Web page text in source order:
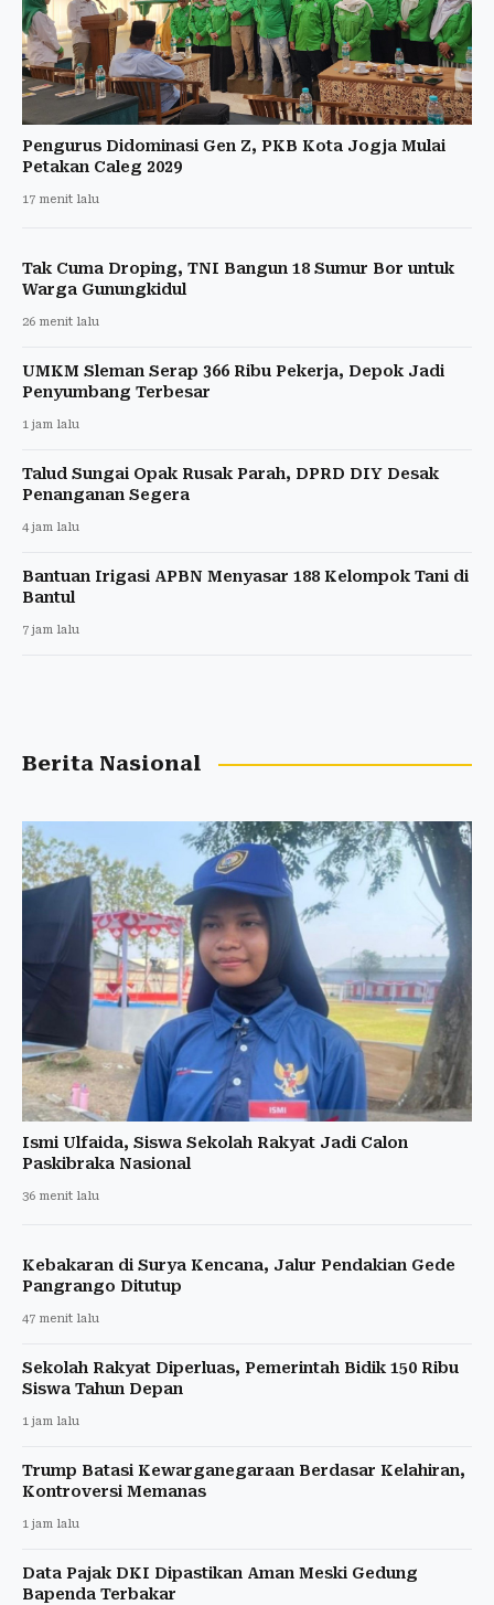
Pengurus Didominasi Gen Z, PKB Kota Jogja Mulai
Petakan Caleg 2029
17 menit lalu
Tak Cuma Droping, TNI Bangun 18 Sumur Bor untuk
Warga Gunungkidul
26 menit lalu
UMKM Sleman Serap 366 Ribu Pekerja, Depok Jadi
Penyumbang Terbesar
1 jam lalu
Talud Sungai Opak Rusak Parah, DPRD DIY Desak
Penanganan Segera
4 jam lalu
Bantuan Irigasi APBN Menyasar 188 Kelompok Tani di
Bantul
7 jam lalu
Berita Nasional
Ismi Ulfaida, Siswa Sekolah Rakyat Jadi Calon
Paskibraka Nasional
36 menit lalu
Kebakaran di Surya Kencana, Jalur Pendakian Gede
Pangrango Ditutup
47 menit lalu
Sekolah Rakyat Diperluas, Pemerintah Bidik 150 Ribu
Siswa Tahun Depan
1 jam lalu
Trump Batasi Kewarganegaraan Berdasar Kelahiran,
Kontroversi Memanas
1 jam lalu
Data Pajak DKI Dipastikan Aman Meski Gedung
Bapenda Terbakar